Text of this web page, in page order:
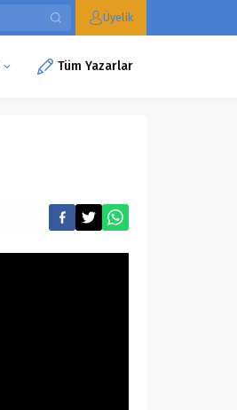
Üyelik
Tüm Yazarlar